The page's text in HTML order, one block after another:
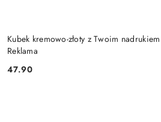
Kubek kremowo-złoty z Twoim
Reklama
Cena:
47.90